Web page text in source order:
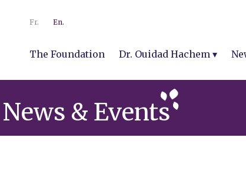
Fr. En.
The Foundation Dr. Ouidad Hachem
News & Events